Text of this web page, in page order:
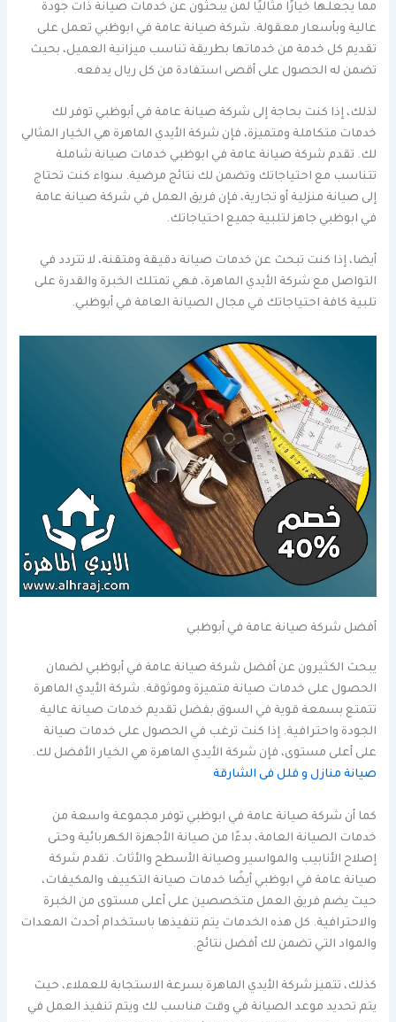
مما يجعلها خيارًا مثاليًا لمن يبحثون عن خدمات صيانة ذات جودة
عالية وبأسعار معقولة. شركة صيانة عامة في ابوظبي تعمل على
تقديم كل خدمة من خدماتها بطريقة تناسب ميزانية العميل، بحيث
تضمن له الحصول على أقصى استفادة من كل ريال يدفعه.
لذلك، إذا كنت بحاجة إلى شركة صيانة عامة في أبوظبي توفر لك
خدمات متكاملة ومتميزة، فإن شركة الأيدي الماهرة هي الخيار المثالي
لك. تقدم شركة صيانة عامة في ابوظبي خدمات صيانة شاملة
تتناسب مع احتياجاتك وتضمن لك نتائج مرضية. سواء كنت تحتاج
إلى صيانة منزلية أو تجارية، فإن فريق العمل في شركة صيانة عامة
في ابوظبي جاهز لتلبية جميع احتياجاتك.
أيضا، إذا كنت تبحث عن خدمات صيانة دقيقة ومتقنة، لا تتردد في
التواصل مع شركة الأيدي الماهرة، فهي تمتلك الخبرة والقدرة على
تلبية كافة احتياجاتك في مجال الصيانة العامة في أبوظبي.
أفضل شركة صيانة عامة في أبوظبي
يبحث الكثيرون عن أفضل شركة صيانة عامة في أبوظبي لضمان
الحصول على خدمات صيانة متميزة وموثوقة. شركة الأيدي الماهرة
تتمتع بسمعة قوية في السوق بفضل تقديم خدمات صيانة عالية
الجودة واحترافية. إذا كنت ترغب في الحصول على خدمات صيانة
على أعلى مستوى، فإن شركة الأيدي الماهرة هي الخيار الأفضل لك.
صيانة منازل و فلل فى الشارقة
كما أن شركة صيانة عامة في ابوظبي توفر مجموعة واسعة من
خدمات الصيانة العامة، بدءًا من صيانة الأجهزة الكهربائية وحتى
إصلاح الأنابيب والمواسير وصيانة الأسطح والأثاث. تقدم شركة
صيانة عامة في ابوظبي أيضًا خدمات صيانة التكييف والمكيفات،
حيث يضم فريق العمل متخصصين على أعلى مستوى من الخبرة
والاحترافية. كل هذه الخدمات يتم تنفيذها باستخدام أحدث المعدات
والمواد التي تضمن لك أفضل نتائج.
كذلك، تتميز شركة الأيدي الماهرة بسرعة الاستجابة للعملاء، حيث
يتم تحديد موعد الصيانة في وقت مناسب لك ويتم تنفيذ العمل في